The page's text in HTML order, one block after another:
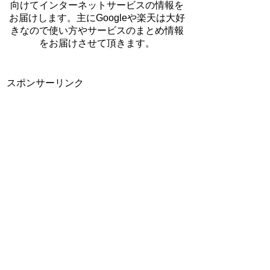
向けてインターネットサービスの情報を
お届けします。主にGoogleや楽天は大好
きなので使い方やサービスのまとめ情報
をお届けさせて頂きます。
スポンサーリンク